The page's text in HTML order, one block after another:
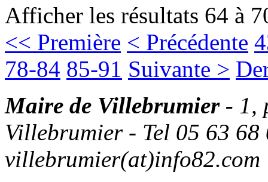
Afficher les résultats 64 à
<< Première < Précédente
78-84 85-91 Suivante >
Maire de Villebrumier - 1,
Villebrumier - Tel 05 63
villebrumier(at)info82.com